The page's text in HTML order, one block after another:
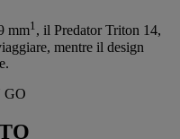
mm1, il Predator Triton 14,
mentre il design